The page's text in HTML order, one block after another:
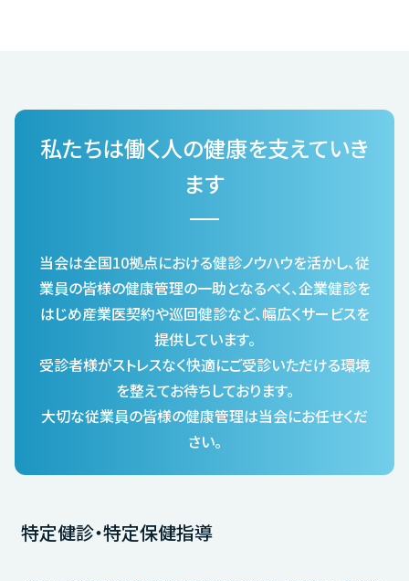
私たちは働く人の健康を支えていき
ます
当会は全国10拠点における健診ノウハウを活かし、従
業員の皆様の健康管理の一助となるべく、企業健診を
はじめ産業医契約や巡回健診など、幅広くサービスを
提供しています。
受診者様がストレスなく快適にご受診いただける環境
を整えてお待ちしております。
大切な従業員の皆様の健康管理は当会にお任せくだ
さい。
特定健診・特定保健指導